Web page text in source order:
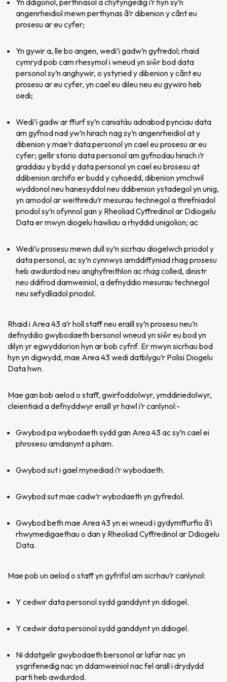
Yn ddigonol, perthnasol a chyfyngedig i’r hyn sy’n
angenrheidiol mewn perthynas â’r dibenion y cânt eu
prosesu ar eu cyfer;
Yn gywir a, lle bo angen, wedi’i gadw’n gyfredol; rhaid
cymryd pob cam rhesymol i wneud yn siŵr bod data
personol sy’n anghywir, o ystyried y dibenion y cânt eu
prosesu ar eu cyfer, yn cael eu dileu neu eu gywiro heb
oedi;
Wedi’i gadw ar ffurf sy’n caniatáu adnabod pynciau data
am gyfnod nad yw’n hirach nag sy’n angenrheidiol at y
dibenion y mae’r data personol yn cael eu prosesu ar eu
cyfer; gellir storio data personol am gyfnodau hirach i’r
graddau y bydd y data personol yn cael eu brosesu at
ddibenion archifo er budd y cyhoedd, dibenion ymchwil
wyddonol neu hanesyddol neu ddibenion ystadegol yn unig,
yn amodol ar weithredu’r mesurau technegol a threfniadol
priodol sy’n ofynnol gan y Rheoliad Cyffredinol ar Ddiogelu
Data er mwyn diogelu hawliau a rhyddid unigolion; ac
Wedi’u prosesu mewn dull sy’n sicrhau diogelwch priodol y
data personol, ac sy’n cynnwys amddiffyniad rhag prosesu
heb awdurdod neu anghyfreithlon ac rhag colled, dinistr
neu ddifrod damweiniol, a defnyddio mesurau technegol
neu sefydliadol priodol.
Rhaid i Area 43 a’r holl staff neu eraill sy’n prosesu neu’n
defnyddio gwybodaeth bersonol wneud yn siŵr eu bod yn
dilyn yr egwyddorion hyn ar bob cyfrif. Er mwyn sicrhau bod
hyn yn digwydd, mae Area 43 wedi datblygu’r Polisi Diogelu
Data hwn.
Mae gan bob aelod o staff, gwirfoddolwyr, ymddiriedolwyr,
cleientiaid a defnyddwyr eraill yr hawl i’r canlynol:-
Gwybod pa wybodaeth sydd gan Area 43 ac sy’n cael ei
phrosesu amdanynt a pham.
Gwybod sut i gael mynediad i’r wybodaeth.
Gwybod sut mae cadw’r wybodaeth yn gyfredol.
Gwybod beth mae Area 43 yn ei wneud i gydymffurfio â’i
rhwymedigaethau o dan y Rheoliad Cyffredinol ar Ddiogelu
Data.
Mae pob un aelod o staff yn gyfrifol am sicrhau’r canlynol:
Y cedwir data personol sydd ganddynt yn ddiogel.
Y cedwir data personol sydd ganddynt yn ddiogel.
Ni ddatgelir gwybodaeth bersonol ar lafar nac yn
ysgrifenedig nac yn ddamweiniol nac fel arall i drydydd
parti heb awdurdod.